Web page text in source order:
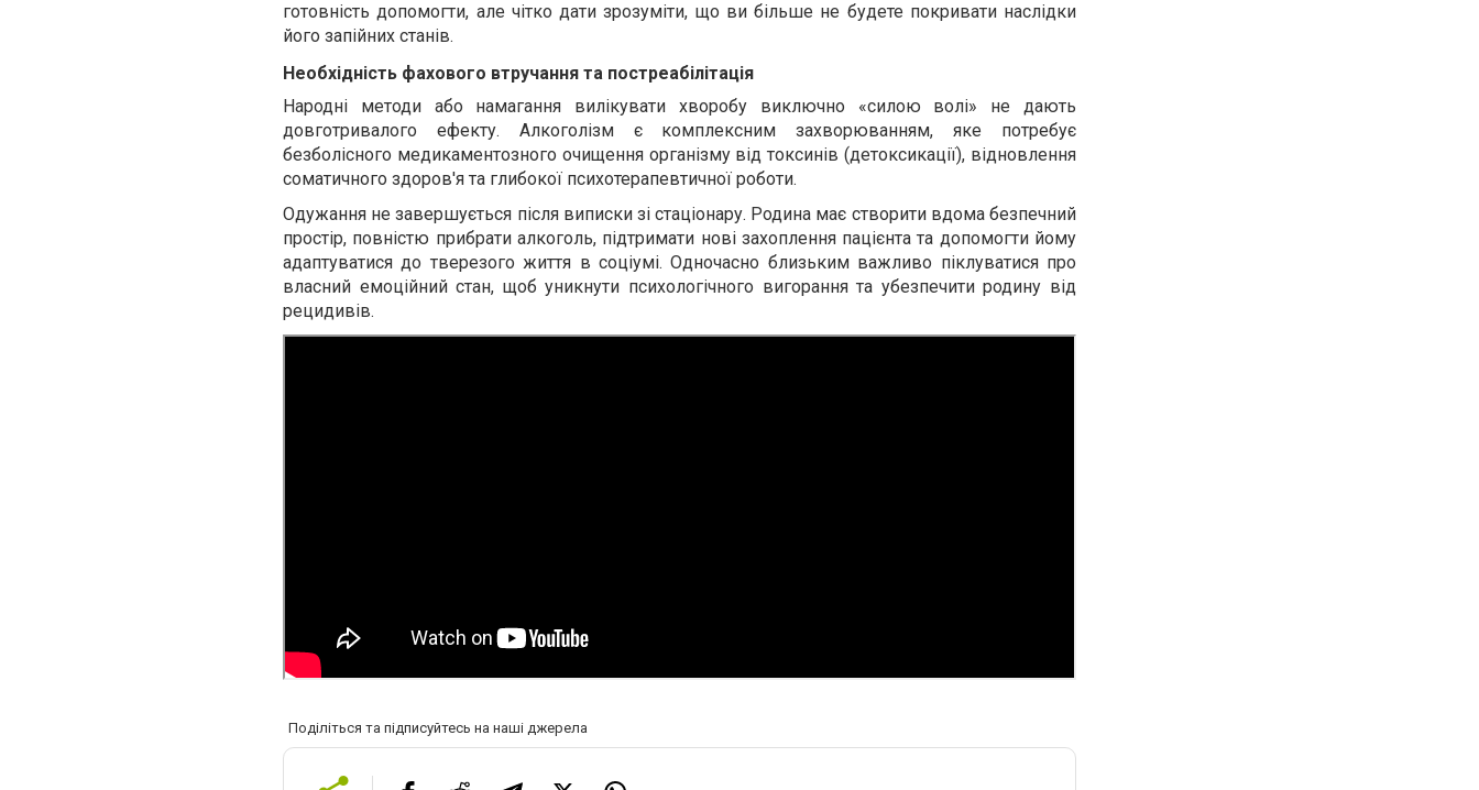
готовність допомогти, але чітко дати зрозуміти, що ви більше не будете покривати наслідки
його запійних станів.
Необхідність фахового втручання та постреабілітація
Народні методи або намагання вилікувати хворобу виключно «силою волі» не дають
довготривалого ефекту. Алкоголізм є комплексним захворюванням, яке потребує
безболісного медикаментозного очищення організму від токсинів (детоксикації), відновлення
соматичного здоров'я та глибокої психотерапевтичної роботи.
Одужання не завершується після виписки зі стаціонару. Родина має створити вдома безпечний
простір, повністю прибрати алкоголь, підтримати нові захоплення пацієнта та допомогти йому
адаптуватися до тверезого життя в соціумі. Одночасно близьким важливо піклуватися про
власний емоційний стан, щоб уникнути психологічного вигорання та убезпечити родину від
рецидивів.
Поділіться та підписуйтесь на наші джерела